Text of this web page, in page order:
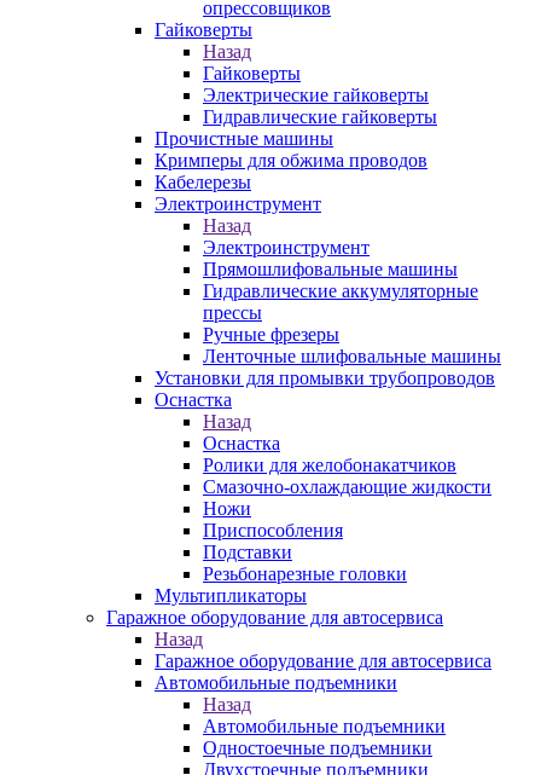
опрессовщиков
Гайковерты
Назад
Гайковерты
Электрические гайковерты
Гидравлические гайковерты
Прочистные машины
Кримперы для обжима проводов
Кабелерезы
Электроинструмент
Назад
Электроинструмент
Прямошлифовальные машины
Гидравлические аккумуляторные
прессы
Ручные фрезеры
Ленточные шлифовальные машины
Установки для промывки трубопроводов
Оснастка
Назад
Оснастка
Ролики для желобонакатчиков
Смазочно-охлаждающие жидкости
Ножи
Приспособления
Подставки
Резьбонарезные головки
Мультипликаторы
Гаражное оборудование для автосервиса
Назад
Гаражное оборудование для автосервиса
Автомобильные подъемники
Назад
Автомобильные подъемники
Одностоечные подъемники
Двухстоечные подъемники